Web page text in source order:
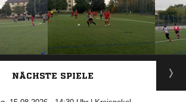
ANZEIGE
NÄCHSTE SPIELE